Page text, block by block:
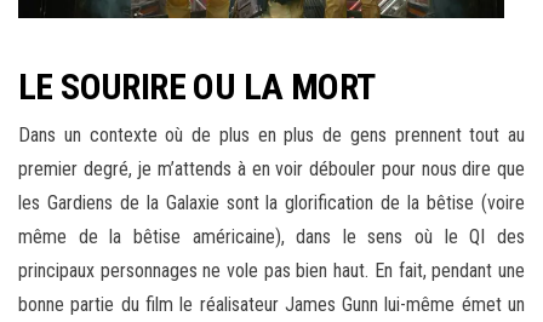
LE SOURIRE OU LA MORT
Dans un contexte où de plus en plus de gens prennent tout au
premier degré, je m’attends à en voir débouler pour nous dire que
les Gardiens de la Galaxie sont la glorification de la bêtise (voire
même de la bêtise américaine), dans le sens où le QI des
principaux personnages ne vole pas bien haut. En fait, pendant une
bonne partie du film le réalisateur James Gunn lui-même émet un